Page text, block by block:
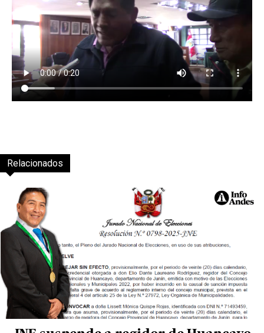
Relacionados